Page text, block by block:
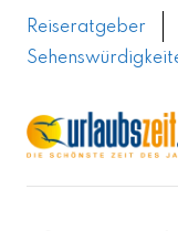
Skip
Reiseratgeber